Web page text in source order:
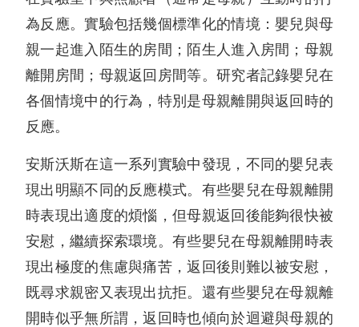
為反應。實驗包括幾個標準化的情境：嬰兒與母
親一起進入陌生的房間；陌生人進入房間；母親
離開房間；母親返回房間等。研究者記錄嬰兒在
各個情境中的行為，特別是母親離開與返回時的
反應。
安斯沃斯在這一系列實驗中發現，不同的嬰兒表
現出明顯不同的反應模式。有些嬰兒在母親離開
時表現出適度的煩惱，但母親返回後能夠很快被
安慰，繼續探索環境。有些嬰兒在母親離開時表
現出極度的焦慮與痛苦，返回後則難以被安慰，
既尋求親密又表現出抗拒。還有些嬰兒在母親離
開時似乎無所謂，返回時也傾向於迴避與母親的